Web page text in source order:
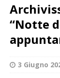
“Notte
3 Giugno